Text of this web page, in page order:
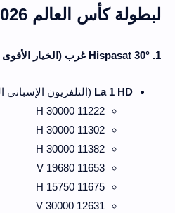
لبطولة كأس العالم 2026
1. Hispasat 30° غرب (الخيار الأقوى للبث المجاني):
La 1 HD (التلفزيون
11222 H 30000
11302 H 30000
11382 H 30000
11653 V 19680
11675 H 15750
12631 V 30000